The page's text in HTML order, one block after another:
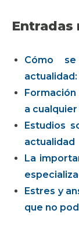
Cómo
a
Estudios
actualidad
La
Estres y
que no